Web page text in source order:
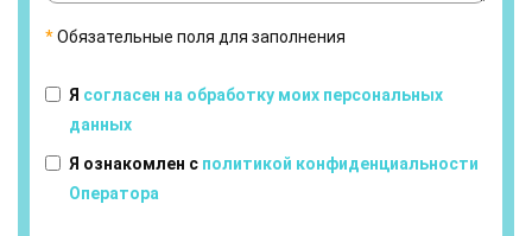
*Обязательные поля для заполнения
Я согласен на обработку моих персональных
данных
Я ознакомлен с политикой конфиденциальности
Оператора